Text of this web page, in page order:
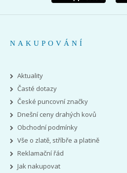
NAKUPOVÁNÍ
Aktuality
Časté dotazy
České puncovní značky
Dnešní ceny drahých kovů
Obchodní podmínky
Vše o zlatě, stříbře a platině
Reklamační řád
Jak nakupovat